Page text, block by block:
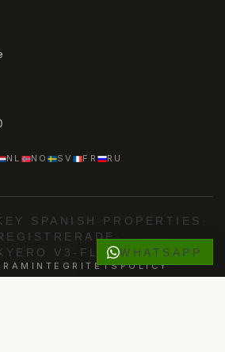
NL NO SV FR RU
SPANISH PROPERTIES
·
V3-FLÖDE
INTEGRITETSPOLICY
WHATSAPP